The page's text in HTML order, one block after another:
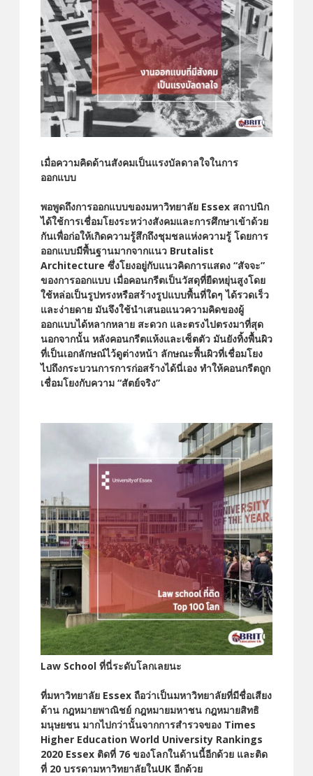
เมื่อความคิดด้านสังคมเป็นแรงบัลดาลใจในการ
ออกแบบ
พอพูดถึงการออกแบบของมหาวิทยาลัย Essex สถาปนิก
ได้ใช้การเชื่อมโยงระหว่างสังคมและการศึกษาเข้าด้วย
กันเพื่อก่อให้เกิดความรู้สึกถึงชุมชลแห่งความรู้ โดยการ
ออกแบบมีพื้นฐานมากจากแนว Brutalist
Architecture ซึ่งโยงอยู่กับแนวคิดการแสดง “สัจจะ”
ของการออกแบบ เมื่อคอนกรีตเป็นวัสดุที่ยืดหยุ่นสูงโดย
ใช้หล่อเป็นรูปทรงหรือสร้างรูปแบบพื้นที่ใดๆ ได้รวดเร็ว
และง่ายดาย มันจึงใช้นำเสนอแนวความคิดของผู้
ออกแบบได้หลากหลาย สะดวก และตรงไปตรงมาที่สุด
นอกจากนั้น หลังคอนกรีตแห้งและเซ็ตตัว มันยังทิ้งพื้นผิว
ที่เป็นเอกลักษณ์ไว้ดูต่างหน้า ลักษณะพื้นผิวที่เชื่อมโยง
ไปถึงกระบวนการการก่อสร้างได้นี่เอง ทำให้คอนกรีตถูก
เชื่อมโยงกับความ “สัตย์จริง”
Law School ที่นี่ระดับโลกเลยนะ
ที่มหาวิทยาลัย Essex ถือว่าเป็นมหาวิทยาลัยที่มีชื่อเสียง
ด้าน กฎหมายพาณิชย์ กฎหมายมหาชน กฎหมายสิทธิ
มนุษยชน มากไปกว่านั้นจากการสำรวจของ Times
Higher Education World University Rankings
2020 Essex ติดที่ 76 ของโลกในด้านนี้อีกด้วย และติด
ที่ 20 บรรดามหาวิทยาลัยในUK อีกด้วย